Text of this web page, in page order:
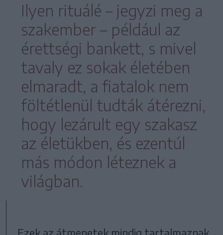
Ilyen rituálé – jegyzi meg a
szakember – például az
érettségi bankett, s mivel
tavaly ez sokak életében
elmaradt, a fiatalok nem
föltétlenül tudták átérezni,
hogy lezárult egy szakasz
az életükben, és ezentúl
más módon léteznek a
világban.
„Ezek az átmenetek mindig tartalmaznak